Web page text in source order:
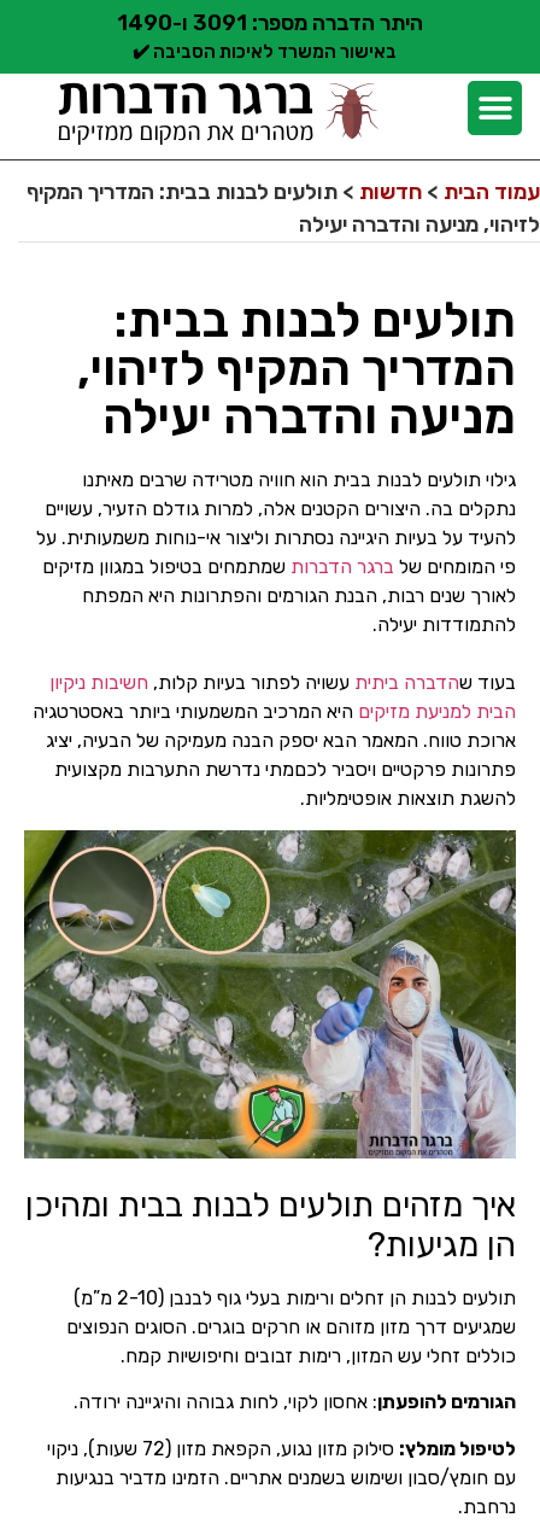
היתר הדברה מספר: 3091 ו-1490
באישור המשרד לאיכות הסביבה ✔️
עמוד הבית > חדשות > תולעים לבנות בבית: המדריך המקיף
לזיהוי, מניעה והדברה יעילה
תולעים לבנות בבית:
המדריך המקיף לזיהוי,
מניעה והדברה יעילה
גילוי תולעים לבנות בבית הוא חוויה מטרידה שרבים מאיתנו
נתקלים בה. היצורים הקטנים אלה, למרות גודלם הזעיר, עשויים
להעיד על בעיות היגיינה נסתרות וליצור אי-נוחות משמעותית. על
פי המומחים של ברגר הדברות שמתמחים בטיפול במגוון מזיקים
לאורך שנים רבות, הבנת הגורמים והפתרונות היא המפתח
להתמודדות יעילה.
בעוד שהדברה ביתית עשויה לפתור בעיות קלות, חשיבות ניקיון
הבית למניעת מזיקים היא המרכיב המשמעותי ביותר באסטרטגיה
ארוכת טווח. המאמר הבא יספק הבנה מעמיקה של הבעיה, יציג
פתרונות פרקטיים ויסביר לכםמתי נדרשת התערבות מקצועית
להשגת תוצאות אופטימליות.
איך מזהים תולעים לבנות בבית ומהיכן
הן מגיעות?
תולעים לבנות הן זחלים ורימות בעלי גוף לבנבן (2-10 מ”מ)
שמגיעים דרך מזון מזוהם או חרקים בוגרים. הסוגים הנפוצים
כוללים זחלי עש המזון, רימות זבובים וחיפושיות קמח.
הגורמים להופעתן: אחסון לקוי, לחות גבוהה והיגיינה ירודה.
לטיפול מומלץ:
סילוק מזון נגוע, הקפאת מזון (72 שעות), ניקוי
עם חומץ/סבון ושימוש בשמנים אתריים. הזמינו מדביר בנגיעות
נרחבת.